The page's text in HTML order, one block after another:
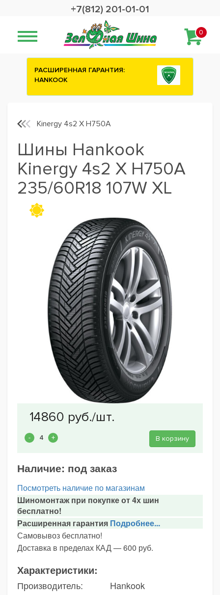
+7(812) 201-01-01
0
Сashback 2500 рублей на зимние
Kinergy 4s2 X H750A
Шины Hankook
Kinergy 4s2 X H750A
235/60R18 107W XL
В корзину
Наличие: под заказ
Посмотреть наличие по магазинам
Шиномонтаж при покупке от 4х шин
бесплатно!
Расширенная гарантия Подробнее...
Самовывоз бесплатно!
Доставка в пределах КАД — 600 руб.
Характеристики:
Производитель:
Hankook